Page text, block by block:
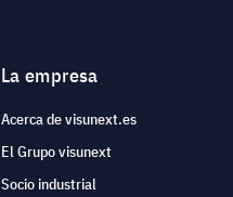
La empresa
Acerca de visunext.es
El Grupo visunext
Socio industrial